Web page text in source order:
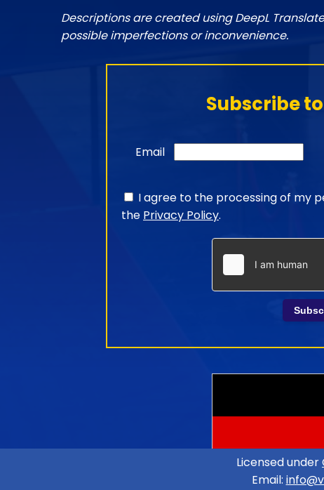
Descriptions are created using DeepL
possible imperfections or inconvenience.
Subscribe
Email
I agree to the processing of my
the Privacy Policy.
Licensed under
Email: